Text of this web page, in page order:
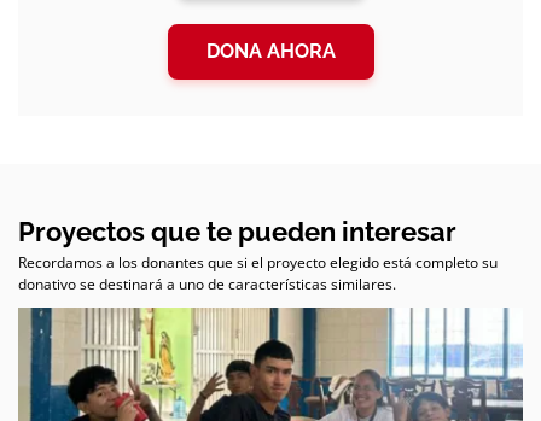
DONA AHORA
Proyectos que te pueden interesar
Recordamos a los donantes que si el proyecto elegido está completo su
donativo se destinará a uno de características similares.